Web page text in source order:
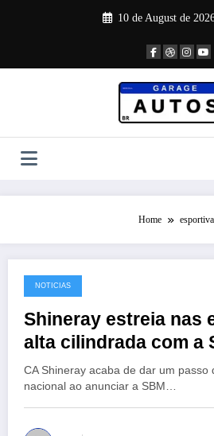
10 de August de
Home
21 de January de 2026
NOTICIAS
Shineray estreia nas
alta cilindrada com a
CA Shineray acaba de dar um passo
nacional ao anunciar a SBM…